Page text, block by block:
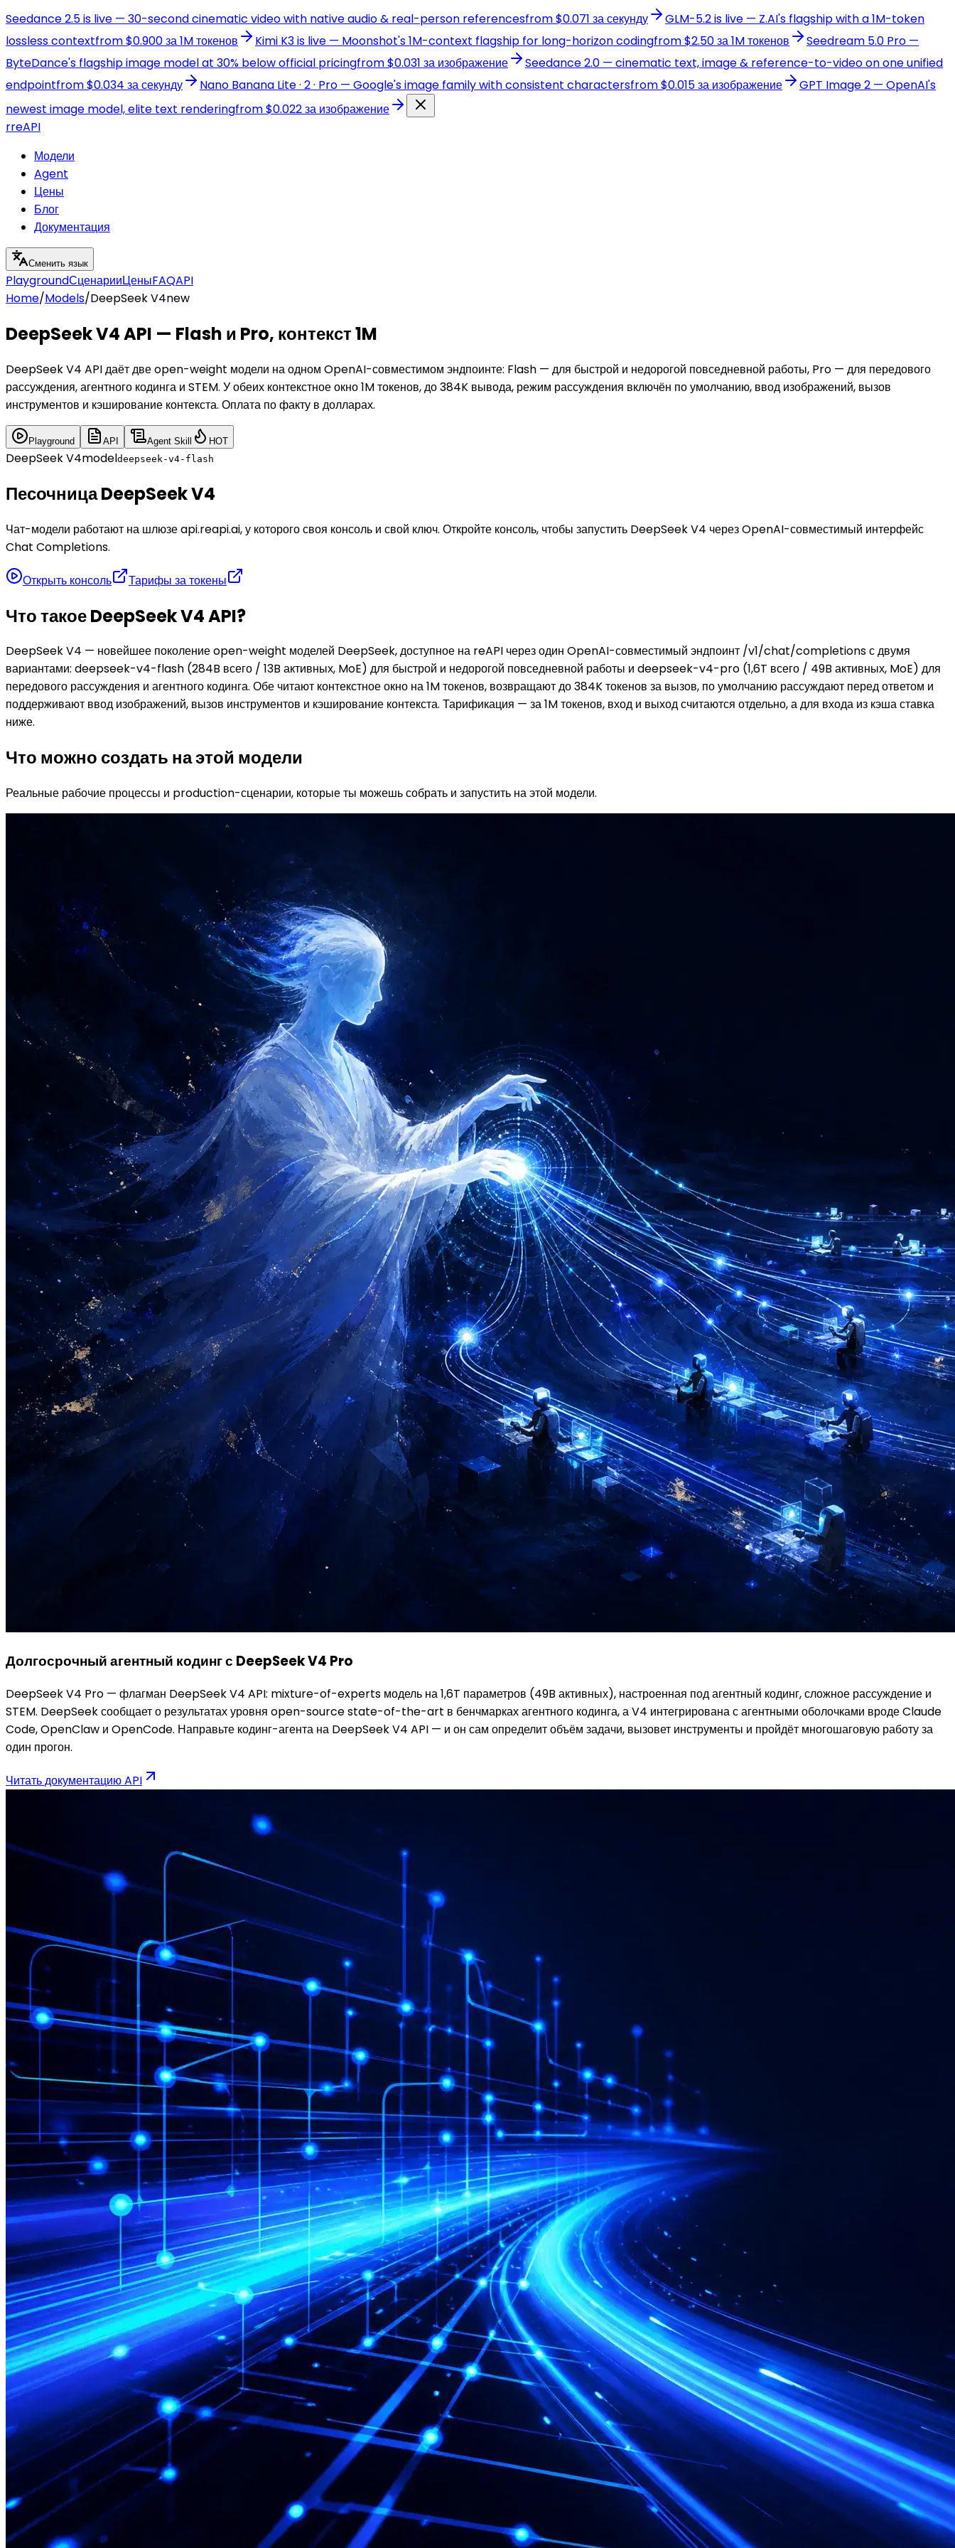
Seedance 2.5 is live — 30-second cinematic video with native audio & real-person referencesfrom $0.071 за секунду
GLM-5.2 is live — Z.AI's flagship with a 1M-token
lossless contextfrom $0.900 за 1M токенов Kimi K3 is live — Moonshot's 1M-context flagship for long-horizon codingfrom $2.50 за 1M токенов
Seedream 5.0 Pro —
ByteDance's flagship image model at 30% below official pricingfrom $0.031 за изображение
Seedance 2.0 — cinematic text, image & reference-to-video on one unified
endpointfrom $0.034 за секунду Nano Banana Lite · 2 · Pro — Google's image family with consistent charactersfrom $0.015 за изображение
GPT Image 2 — OpenAI's
newest image model, elite text renderingfrom $0.022 за изображение
rreAPI
Модели
Agent
Цены
Блог
Документация
Сменить язык
PlaygroundСценарииЦеныFAQAPI
Home/Models/DeepSeek V4new
DeepSeek V4 API — Flash и Pro, контекст 1M
DeepSeek V4 API даёт две open-weight модели на одном OpenAI-совместимом эндпоинте: Flash — для быстрой и недорогой повседневной работы, Pro — для передового
рассуждения, агентного кодинга и STEM. У обеих контекстное окно 1M токенов, до 384K вывода, режим рассуждения включён по умолчанию, ввод изображений, вызов
инструментов и кэширование контекста. Оплата по факту в долларах.
Playground API Agent Skill HOT
DeepSeek V4modeldeepseek-v4-flash
Песочница DeepSeek V4
Чат-модели работают на шлюзе api.reapi.ai, у которого своя консоль и свой ключ. Откройте консоль, чтобы запустить DeepSeek V4 через OpenAI-совместимый интерфейс
Chat Completions.
Открыть консоль Тарифы за токены
Что такое DeepSeek V4 API?
DeepSeek V4 — новейшее поколение open-weight моделей DeepSeek, доступное на reAPI через один OpenAI-совместимый эндпоинт /v1/chat/completions с двумя
вариантами: deepseek-v4-flash (284B всего / 13B активных, MoE) для быстрой и недорогой повседневной работы и deepseek-v4-pro (1,6T всего / 49B активных, MoE) для
передового рассуждения и агентного кодинга. Обе читают контекстное окно на 1M токенов, возвращают до 384K токенов за вызов, по умолчанию рассуждают перед ответом и
поддерживают ввод изображений, вызов инструментов и кэширование контекста. Тарификация — за 1M токенов, вход и выход считаются отдельно, а для входа из кэша ставка
ниже.
Что можно создать на этой модели
Реальные рабочие процессы и production-сценарии, которые ты можешь собрать и запустить на этой модели.
Долгосрочный агентный кодинг с DeepSeek V4 Pro
DeepSeek V4 Pro — флагман DeepSeek V4 API: mixture-of-experts модель на 1,6T параметров (49B активных), настроенная под агентный кодинг, сложное рассуждение и
STEM. DeepSeek сообщает о результатах уровня open-source state-of-the-art в бенчмарках агентного кодинга, а V4 интегрирована с агентными оболочками вроде Claude
Code, OpenClaw и OpenCode. Направьте кодинг-агента на DeepSeek V4 API — и он сам определит объём задачи, вызовет инструменты и пройдёт многошаговую работу за
один прогон.
Читать документацию API